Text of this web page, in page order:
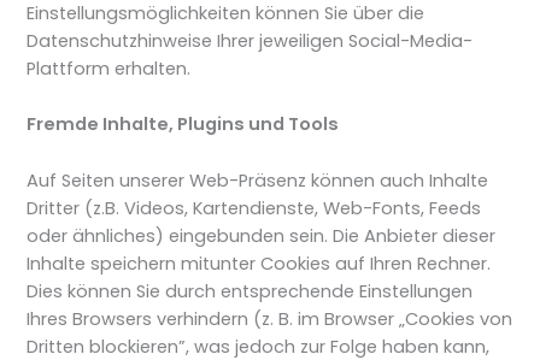
Einstellungsmöglichkeiten können Sie über die
Datenschutzhinweise Ihrer jeweiligen Social-Media-
Plattform erhalten.
Fremde Inhalte, Plugins und Tools
Auf Seiten unserer Web-Präsenz können auch Inhalte
Dritter (z.B. Videos, Kartendienste, Web-Fonts, Feeds
oder ähnliches) eingebunden sein. Die Anbieter dieser
Inhalte speichern mitunter Cookies auf Ihren Rechner.
Dies können Sie durch entsprechende Einstellungen
Ihres Browsers verhindern (z. B. im Browser „Cookies von
Dritten blockieren”, was jedoch zur Folge haben kann,